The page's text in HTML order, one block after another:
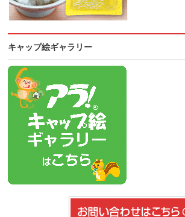
キャップ絵ギャラリー